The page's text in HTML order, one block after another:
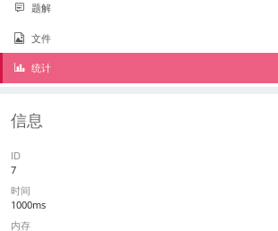
题解
文件
统计
信息
ID
7
时间
1000ms
内存